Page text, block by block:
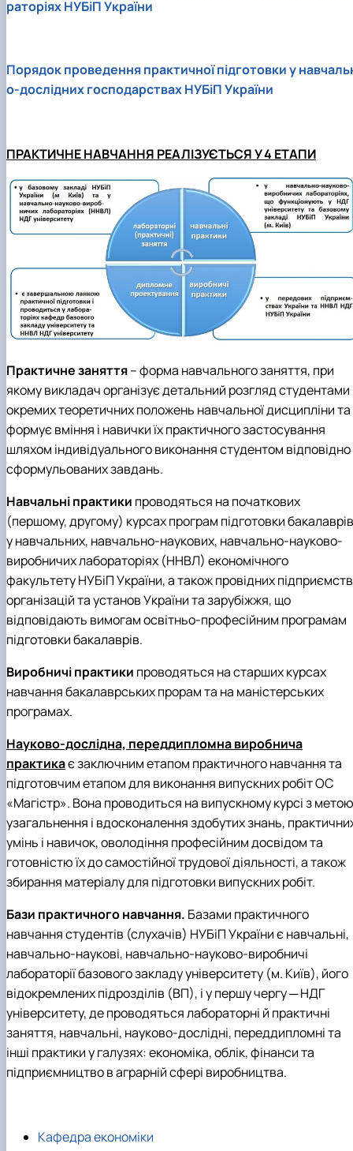
Проєкт «Розвиток лідерських навичок жінок
раторіях НУБіП України
Порядок проведення практичної підготовки у
о-дослідних господарствax НУБіП України
ПРАКТИЧНЕ НАВЧАННЯ РЕАЛІЗУЄТЬСЯ У 4 ЕТАПИ
Практичне заняття– форма навчального заняття, при
якому викладач організує детальний розгляд студентами
окремих теоретичних положень навчальної дисципліни та
формує вміння і навички їх практичного застосування
шляхом індивідуального виконання студентом відповідно
сформульованих завдань.
Навчальні практики проводяться на початкових
(першому, другому) курсах програм підготовки бакалаврів
у навчальних, навчально-наукових, навчально-науково-
виробничих лабораторіях (ННВЛ) економічного
факультету НУБіП України, а також провідних
організацій та установ України та зарубіжжя, що
відповідають вимогам освітньо-професійним програмам
підготовки бакалаврів.
Виробничі практики проводяться на старших курсах
навчання бакалаврських прорам та на маністерських
програмах.
Науково-дослідна, переддипломнавиробнича
практикає заключним етапом практичного навчання та
підготовчим етапом для виконання випускних робіт ОС
«Магістр». Вона проводиться на випускному курсі з метою
узагальнення і вдосконалення здобутих знань,
умінь і навичок, оволодіння професійним досвідом та
готовністю їх до самостійної трудової діяльності, а також
збирання матеріалу для підготовки випускних робіт.
Бази практичного навчання. Базами практичного
навчання студентів (слухачів) НУБіП України є навчальні,
навчально-наукові, навчально-науково-виробничі
лабораторії базового закладу університету (м. Київ), його
відокремлених підрозділів (ВП), і у першу чергу ─ НДГ
університету, де проводяться лабораторні й практичні
заняття, навчальні, науково-дослідні, переддипломні та
інші практики у галузях: економіка, облік, фінанси та
підприємництво в аграрній сфері виробництва.
Кафедра економіки